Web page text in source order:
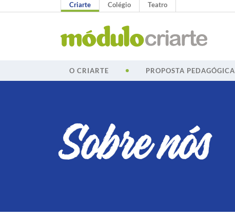
Criarte Colégio Teatro
O CRIARTE PROPOSTA PEDAGÓGICA
Sobre nós